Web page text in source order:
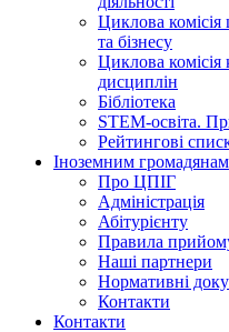
Циклова
та бізнесу
Циклова комісія
дисциплін
Бібліотека
STEM-освіта.
Рейтингові
Іноземним громадянам
Про ЦПІГ
Адміністрація
Абітурієнту
Правила
Наші партнери
Нормативні
Контакти
Контакти